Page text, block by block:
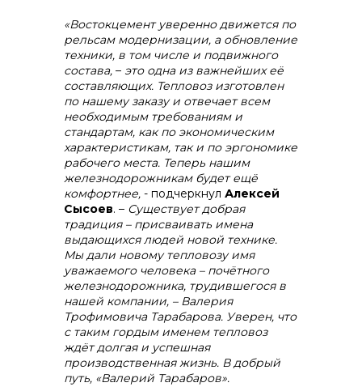
Контакты
«Востокцемент уверенно движется по
рельсам модернизации, а обновление
техники, в том числе и подвижного
состава, – это одна из важнейших её
составляющих. Тепловоз изготовлен
по нашему заказу и отвечает всем
необходимым требованиям и
стандартам, как по экономическим
характеристикам, так и по эргономике
рабочего места. Теперь нашим
железнодорожникам будет ещё
комфортнее, - подчеркнул Алексей
Сысоев. – Существует добрая
традиция – присваивать имена
выдающихся людей новой технике.
Мы дали новому тепловозу имя
уважаемого человека – почётного
железнодорожника, трудившегося в
нашей компании, – Валерия
Трофимовича Тарабарова. Уверен, что
с таким гордым именем тепловоз
ждёт долгая и успешная
производственная жизнь. В добрый
путь, «Валерий Тарабаров».